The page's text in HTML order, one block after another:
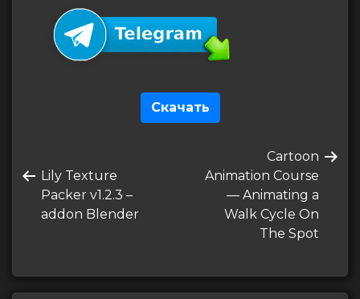
Скачать
по
записям
Предыдущая
запись
Lily Texture
Packer v1.2.3 –
addon Blender
Следующая
запись
Cartoon
Animation Course
— Animating a
Walk Cycle On
The Spot